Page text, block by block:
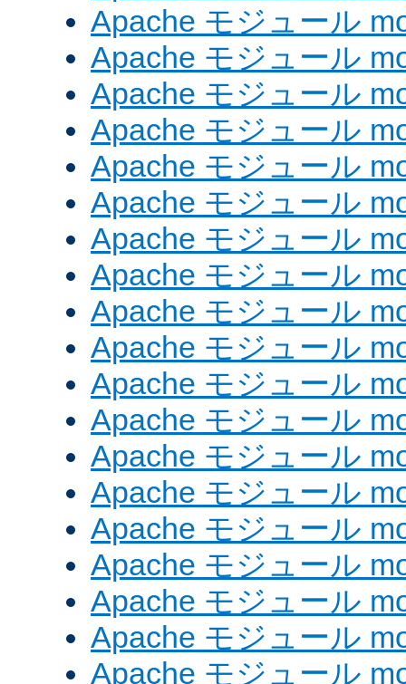
Apache モジュール
Apache モジュール
Apache モジュール
Apache モジュール
Apache モジュール
Apache モジュール
Apache モジュール
Apache モジュール
Apache モジュール
Apache モジュール
Apache モジュール
Apache モジュール
Apache モジュール
Apache モジュール
Apache モジュール
Apache モジュール
Apache モジュール
Apache モジュール
Apache モジュール